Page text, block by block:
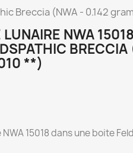
Breccia (NWA - 0.142
NWA
**)
15018 dans une boite